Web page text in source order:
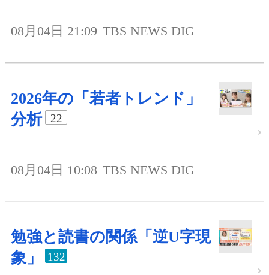
08月04日 21:09 TBS NEWS DIG
2026年の「若者トレンド」
分析
22
08月04日 10:08 TBS NEWS DIG
勉強と読書の関係「逆U字現
象」
132